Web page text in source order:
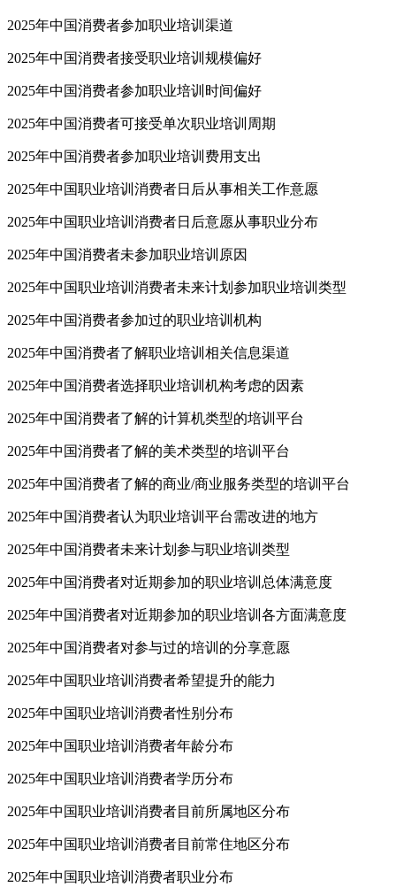
2025年中国消费者参加职业培训渠道
2025年中国消费者接受职业培训规模偏好
2025年中国消费者参加职业培训时间偏好
2025年中国消费者可接受单次职业培训周期
2025年中国消费者参加职业培训费用支出
2025年中国职业培训消费者日后从事相关工作意愿
2025年中国职业培训消费者日后意愿从事职业分布
2025年中国消费者未参加职业培训原因
2025年中国职业培训消费者未来计划参加职业培训类型
2025年中国消费者参加过的职业培训机构
2025年中国消费者了解职业培训相关信息渠道
2025年中国消费者选择职业培训机构考虑的因素
2025年中国消费者了解的计算机类型的培训平台
2025年中国消费者了解的美术类型的培训平台
2025年中国消费者了解的商业/商业服务类型的培训平台
2025年中国消费者认为职业培训平台需改进的地方
2025年中国消费者未来计划参与职业培训类型
2025年中国消费者对近期参加的职业培训总体满意度
2025年中国消费者对近期参加的职业培训各方面满意度
2025年中国消费者对参与过的培训的分享意愿
2025年中国职业培训消费者希望提升的能力
2025年中国职业培训消费者性别分布
2025年中国职业培训消费者年龄分布
2025年中国职业培训消费者学历分布
2025年中国职业培训消费者目前所属地区分布
2025年中国职业培训消费者目前常住地区分布
2025年中国职业培训消费者职业分布